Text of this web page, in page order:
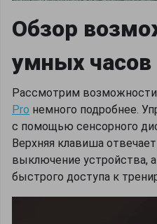
Обзор
умных часов
Рассмотрим возможности
Pro немного подробнее.
с помощью сенсорного
Верхняя клавиша
выключение устройства,
быстрого доступа к